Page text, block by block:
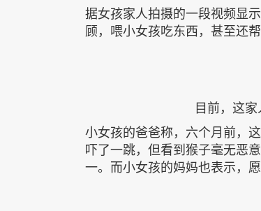
据女孩家人拍摄的一段视频显
顾，喂小女孩吃东西，甚至还帮
目前，这
小女孩的爸爸称，六个月前，
吓了一跳，但看到猴子毫无恶
一。而小女孩的妈妈也表示，